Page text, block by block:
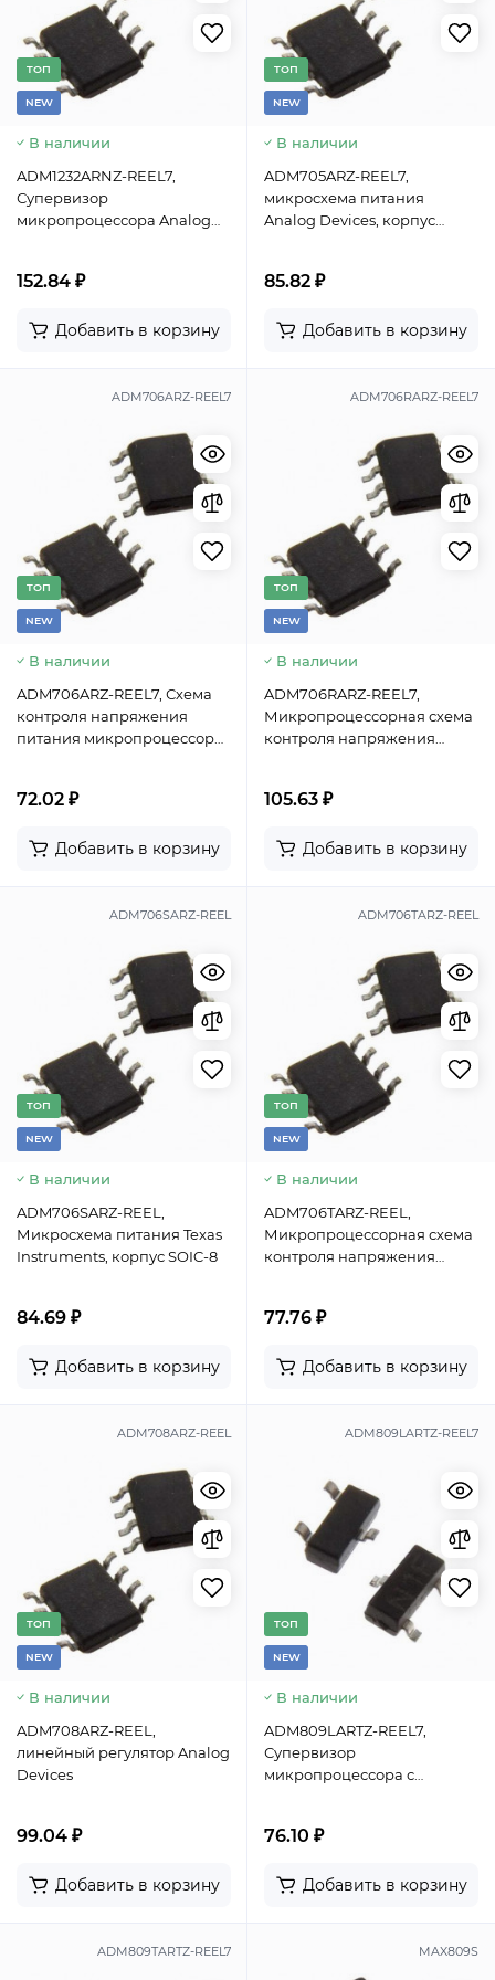
TОП
NEW
В наличии
ADM1232ARNZ-REEL7,
Супервизор
микропроцессора Analog
152.84 ₽
Добавить в корзину
TОП
NEW
В наличии
ADM705ARZ-REEL7,
микросхема питания
Analog Devices, корпус
85.82 ₽
Добавить в корзину
ADM706ARZ-REEL7
TОП
NEW
В наличии
ADM706ARZ-REEL7, Схема
контроля напряжения
питания микропроцессора
72.02 ₽
Добавить в корзину
ADM706RARZ-REEL7
TОП
NEW
В наличии
ADM706RARZ-REEL7,
Микропроцессорная схема
контроля напряжения
105.63 ₽
Добавить в корзину
ADM706SARZ-REEL
TОП
NEW
В наличии
ADM706SARZ-REEL,
Микросхема питания Texas
Instruments, корпус SOIC-8
84.69 ₽
Добавить в корзину
ADM706TARZ-REEL
TОП
NEW
В наличии
ADM706TARZ-REEL,
Микропроцессорная схема
контроля напряжения
77.76 ₽
Добавить в корзину
ADM708ARZ-REEL
TОП
NEW
В наличии
ADM708ARZ-REEL,
линейный регулятор Analog
Devices
99.04 ₽
Добавить в корзину
ADM809LARTZ-REEL7
TОП
NEW
В наличии
ADM809LARTZ-REEL7,
Супервизор
микропроцессора с
низким выходным сигналом
23-3
76.10 ₽
Добавить в корзину
ADM809TARTZ-REEL7 MAX809S